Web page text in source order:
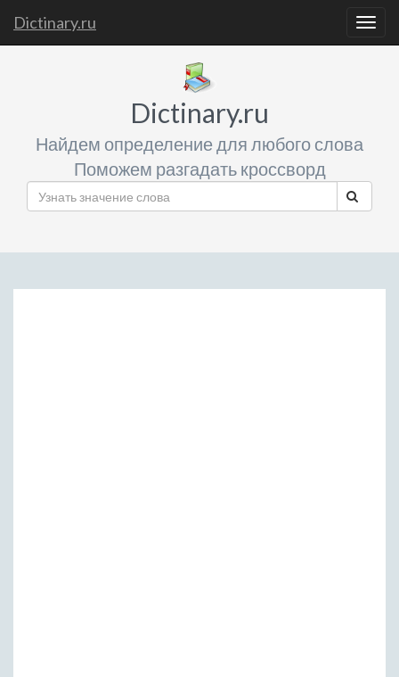
Dictinary.ru
Dictinary.ru
Найдем определение для любого слова
Поможем разгадать кроссворд